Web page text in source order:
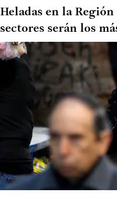
Heladas en la
sectores serán los